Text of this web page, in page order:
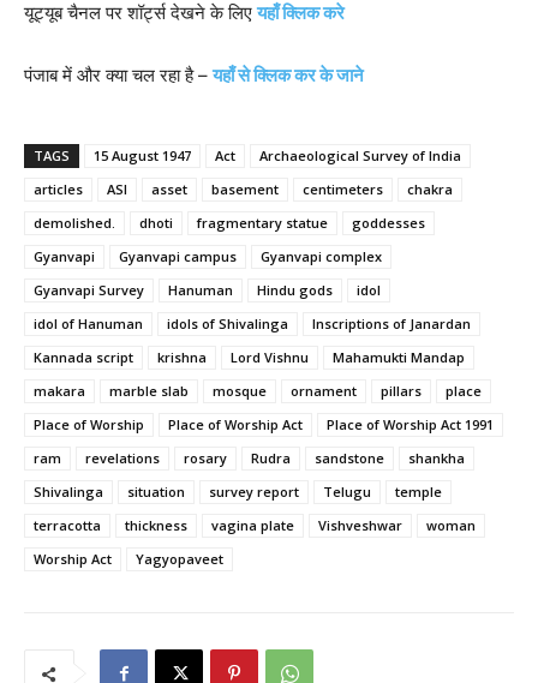
यूट्यूब चैनल पर शॉर्ट्स देखने के लिएयहाँ क्लिक करे
पंजाब में और क्या चल रहा है – यहाँ से क्लिक कर के जाने
TAGS 15 August 1947 Act
Archaeological Survey of India
articles
ASI asset basement centimeters
chakra
demolished.
dhoti fragmentary statue
goddesses
Gyanvapi
Gyanvapi campus
Gyanvapi complex
Gyanvapi Survey
Hanuman Hindu gods
idol
idol of Hanuman
idols of Shivalinga
Inscriptions of Janardan
Kannada script
krishna Lord Vishnu
Mahamukti Mandap
makara
marble slab mosque ornament pillars
place
Place of Worship
Place of Worship Act
Place of Worship Act 1991
ram
revelations rosary Rudra sandstone
shankha
Shivalinga
situation survey report Telugu
temple
terracotta
thickness vagina plate Vishveshwar
woman
Worship Act
Yagyopaveet